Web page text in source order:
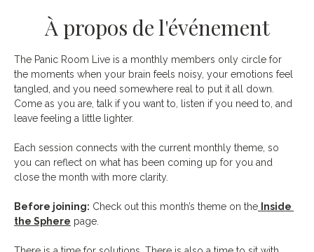
À propos de l'événement
The Panic Room Live is a monthly members only circle for
the moments when your brain feels noisy, your emotions feel
tangled, and you need somewhere real to put it all down.
Come as you are, talk if you want to, listen if you need to, and
leave feeling a little lighter.
Each session connects with the current monthly theme, so
you can reflect on what has been coming up for you and
close the month with more clarity.
Before joining: Check out this month’s theme on the Inside
the Sphere page.